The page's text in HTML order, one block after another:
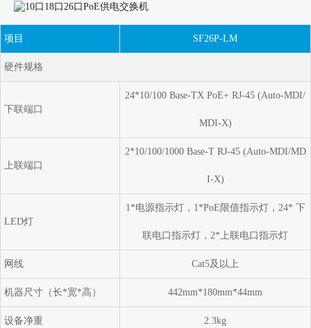
项目 SF26P-LM
硬件规格
下联端口
24*10/100 Base-TX PoE+ RJ-45 (Auto-MDI/
MDI-X)
上联端口
2*10/100/1000 Base-T RJ-45 (Auto-MDI/MD
I-X)
LED灯
1*电源指示灯，1*PoE限值指示灯，24* 下
联电口指示灯，2*上联电口指示灯
网线 Cat5及以上
机器尺寸（长*宽*高） 442mm*180mm*44mm
设备净重 2.3kg